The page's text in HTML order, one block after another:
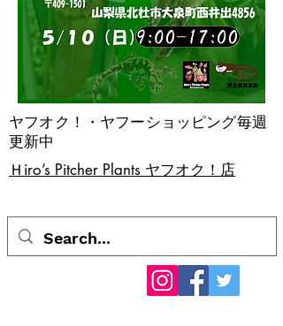
​Ｈiro’s Pitcher Plants ヤフオク！店
ヤフオク！・ヤフーショッピング毎週
更新中